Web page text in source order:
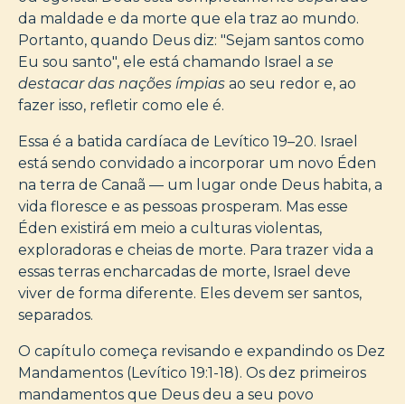
da maldade e da morte que ela traz ao mundo.
Portanto, quando Deus diz: "Sejam santos como
Eu sou santo", ele está chamando Israel a se
destacar das nações ímpias ao seu redor e, ao
fazer isso, refletir como ele é.
Essa é a batida cardíaca de Levítico 19–20. Israel
está sendo convidado a incorporar um novo Éden
na terra de Canaã — um lugar onde Deus habita, a
vida floresce e as pessoas prosperam. Mas esse
Éden existirá em meio a culturas violentas,
exploradoras e cheias de morte. Para trazer vida a
essas terras encharcadas de morte, Israel deve
viver de forma diferente. Eles devem ser santos,
separados.
O capítulo começa revisando e expandindo os Dez
Mandamentos (Levítico 19:1-18). Os dez primeiros
mandamentos que Deus deu a seu povo